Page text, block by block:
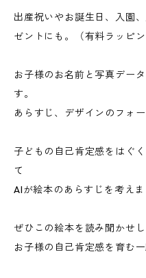
出産祝いやお誕生日、入園
ゼントにも。（有料ラッピン
お子様のお名前と写真デー
す。
あらすじ、デザインのフォ
子どもの自己肯定感をはぐ
て
AIが絵本のあらすじを考えま
ぜひこの絵本を読み聞かせ
お子様の自己肯定感を育む